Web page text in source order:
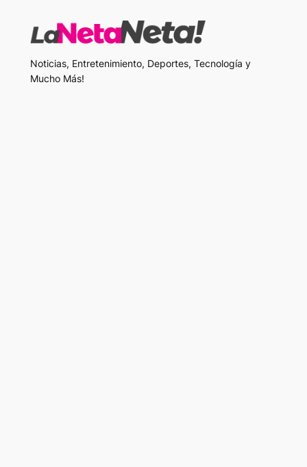
Noticias, Entretenimiento, Deportes, Tecnología y
Mucho Más!